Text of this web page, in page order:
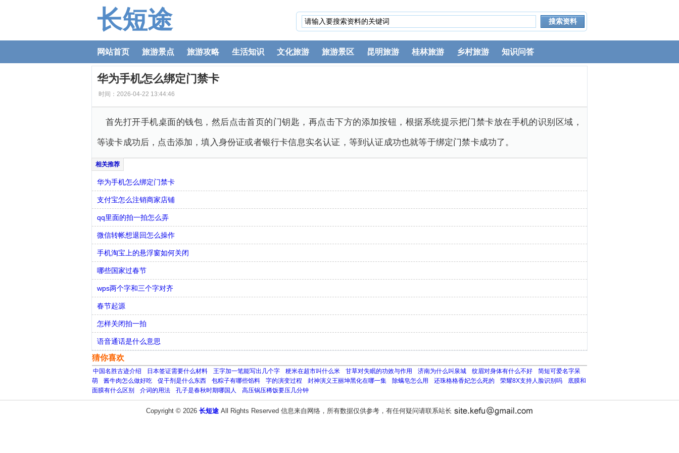
长短途
网站首页 旅游景点 旅游攻略 生活知识 文化旅游 旅游景区 昆明旅游 桂林旅游 乡村旅游 知识问答
华为手机怎么绑定门禁卡
时间：2026-04-22 13:44:46
首先打开手机桌面的钱包，然后点击首页的门钥匙，再点击下方的添加按钮，根据系统提示把门禁卡放在手机的识别区域，
等读卡成功后，点击添加，填入身份证或者银行卡信息实名认证，等到认证成功也就等于绑定门禁卡成功了。
华为手机怎么绑定门禁卡
支付宝怎么注销商家店铺
qq里面的拍一拍怎么弄
微信转帐想退回怎么操作
手机淘宝上的悬浮窗如何关闭
哪些国家过春节
wps两个字和三个字对齐
春节起源
怎样关闭拍一拍
语音通话是什么意思
猜你喜欢
中国名胜古迹介绍 日本签证需要什么材料 王字加一笔能写出几个字 粳米在超市叫什么米 甘草对失眠的功效与作用 济南为什么叫泉城 纹眉对身体有什么不好
简短可爱名字呆
萌
酱牛肉怎么做好吃 促干剂是什么东西 包粽子有哪些馅料 字的演变过程 封神演义王丽坤黑化在哪一集 除螨皂怎么用 还珠格格香妃怎么死的 荣耀8X支持人脸识别吗
底膜和
面膜有什么区别
介词的用法 孔子是春秋时期哪国人 高压锅压稀饭要压几分钟
Copyright © 2026 长短途All Rights Reserved 信息来自网络，所有数据仅供参考，有任何疑问请联系站长